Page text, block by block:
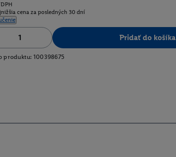
cena za posledných 30 dní
Pridať do košíka
produktu: 100398675